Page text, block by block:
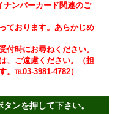
ンバーカード関連のご
ております。あらかじめ
時にお尋ねください。
、ご遠慮ください。（担
。℡03-3981-4782）
ンを押して下さい。